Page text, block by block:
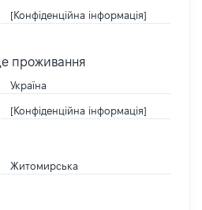
[Конфіденційна інформація]
проживання
Україна
[Конфіденційна інформація]
Житомирська